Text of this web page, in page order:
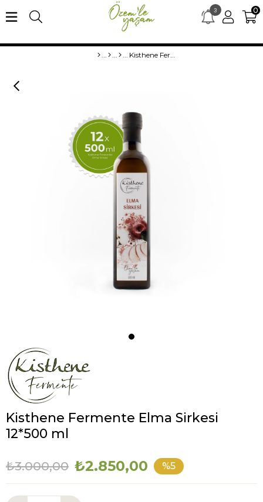
×
3 0
Kisthene Fermente Elma Sirkesi 12*500 ml
Kisthene Fermente Elma Sirkesi
12*500 ml
₺3.000,00 ₺2.850,00 5